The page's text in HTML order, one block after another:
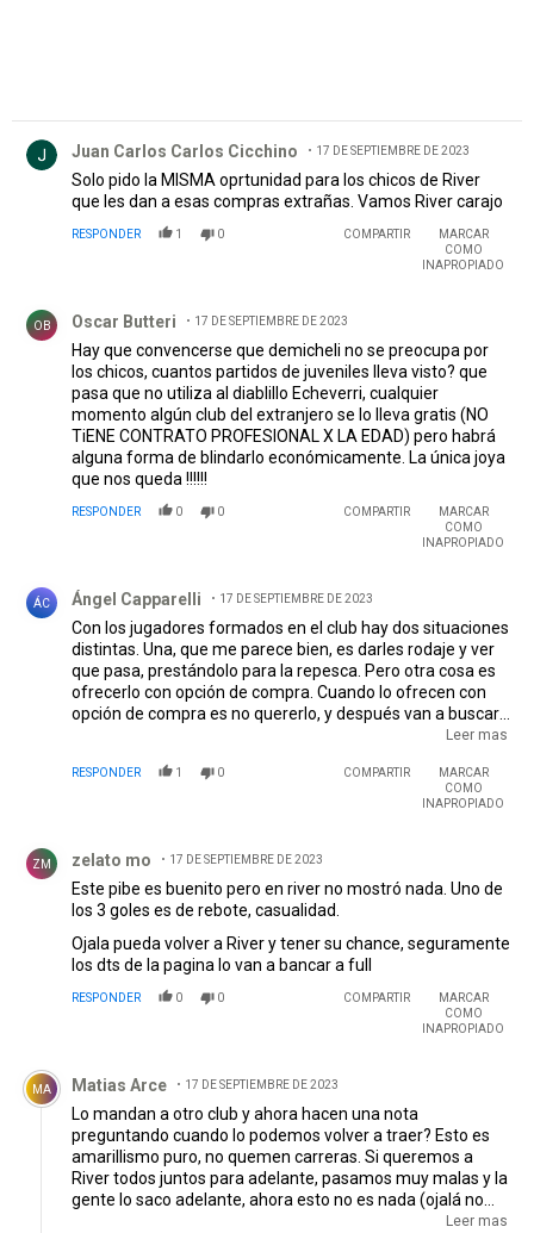
Juan Carlos Carlos Cicchino 17 DE SEPTIEMBRE DE 2023
Solo pido la MISMA oprtunidad para los chicos de River
que les dan a esas compras extrañas. Vamos River carajo
RESPONDER 1 0 COMPARTIR
MARCAR
COMO
INAPROPIADO
OB Oscar Butteri 17 DE SEPTIEMBRE DE 2023
Hay que convencerse que demicheli no se preocupa por
los chicos, cuantos partidos de juveniles lleva visto? que
pasa que no utiliza al diablillo Echeverri, cualquier
momento algún club del extranjero se lo lleva gratis (NO
TiENE CONTRATO PROFESIONAL X LA EDAD) pero habrá
alguna forma de blindarlo económicamente. La única joya
que nos queda !!!!!!
RESPONDER 0 0 COMPARTIR
MARCAR
COMO
INAPROPIADO
ÁC Ángel Capparelli 17 DE SEPTIEMBRE DE 2023
Con los jugadores formados en el club hay dos situaciones
distintas. Una, que me parece bien, es darles rodaje y ver
que pasa, prestándolo para la repesca. Pero otra cosa es
ofrecerlo con opción de compra. Cuando lo ofrecen con
opción de compra es no quererlo, y después van a buscar
a otros fulanos que algunas veces no rinden lo que
algo que estableció Gallardo que es la marca bien arriba.
Ahí hace falta gente joven que corra y meta. Rondón y
pienso lo mismo de Solari y Colidio.
Leer mas
RESPONDER 1 0 COMPARTIR
MARCAR
COMO
INAPROPIADO
ZM zelato mo 17 DE SEPTIEMBRE DE 2023
Este pibe es buenito pero en river no mostró nada. Uno de
los 3 goles es de rebote, casualidad.
Ojala pueda volver a River y tener su chance, seguramente
los dts de la pagina lo van a bancar a full
RESPONDER 0 0 COMPARTIR
MARCAR
COMO
INAPROPIADO
Comentario de Matias Arce.
MA Matias Arce 17 DE SEPTIEMBRE DE 2023
Lo mandan a otro club y ahora hacen una nota
preguntando cuando lo podemos volver a traer? Esto es
amarillismo puro, no quemen carreras. Si queremos a
River todos juntos para adelante, pasamos muy malas y la
gente lo saco adelante, ahora esto no es nada (ojalá no
volvamos nunca a sufrir) pero la prense partidaria es de
Leer mas